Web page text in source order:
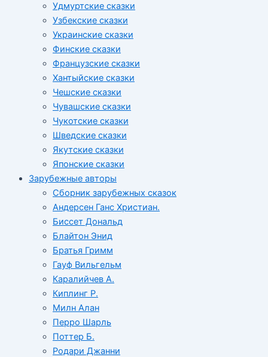
Удмуртские сказки
Узбекские сказки
Украинские сказки
Финские сказки
Французские сказки
Хантыйские сказки
Чешские сказки
Чувашские сказки
Чукотские сказки
Шведские сказки
Якутские сказки
Японские сказки
Зарубежные авторы
Сборник зарубежных сказок
Андерсен Ганс Христиан.
Биссет Дональд
Блайтон Энид
Братья Гримм
Гауф Вильгельм
Каралийчев А.
Киплинг Р.
Милн Алан
Перро Шарль
Поттер Б.
Родари Джанни